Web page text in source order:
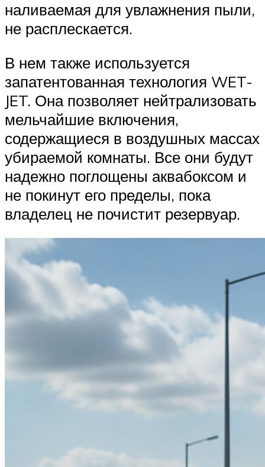
наливаемая для увлажнения пыли,
не расплескается.
В нем также используется
запатентованная технология WET-
JET. Она позволяет нейтрализовать
мельчайшие включения,
содержащиеся в воздушных массах
убираемой комнаты. Все они будут
надежно поглощены аквабоксом и
не покинут его пределы, пока
владелец не почистит резервуар.